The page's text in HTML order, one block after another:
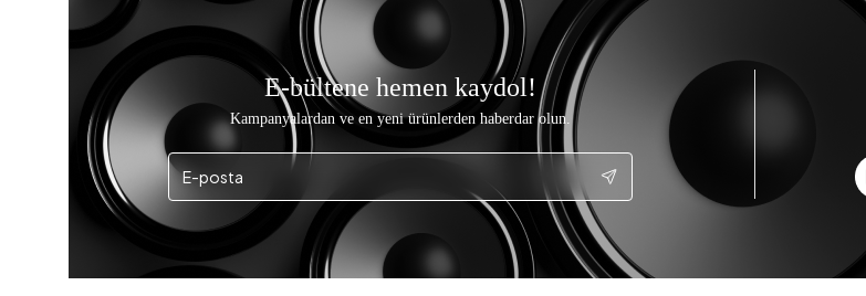
E-bültene hemen kaydol!
Kampanyalardan ve en yeni ürünlerden haberdar olun.